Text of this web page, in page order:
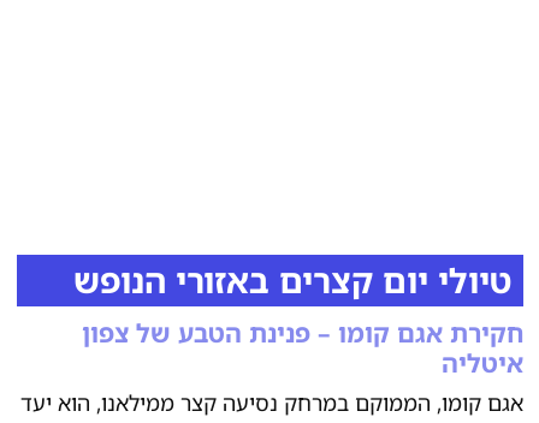
טיולי יום קצרים באזורי הנופש
חקירת אגם קומו – פנינת הטבע של צפון
איטליה
אגם קומו, הממוקם במרחק נסיעה קצר ממילאנו, הוא יעד